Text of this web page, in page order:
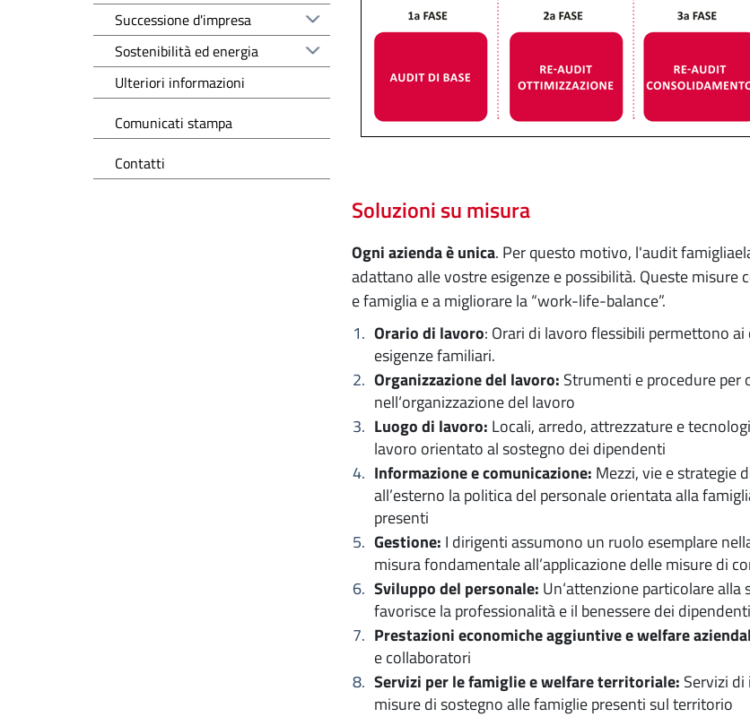
Soluzioni su misura
Ogni azienda è unica. Per questo motivo, l'audit
adattano alle vostre esigenze e possibilità. Queste
e famiglia e a migliorare la “work-life-balance”.
Orario di lavoro: Orari di lavoro flessibili permettono
esigenze familiari.
Organizzazione del lavoro: Strumenti e procedure
nell‘organizzazione del lavoro
Luogo di lavoro: Locali, arredo, attrezzature e
lavoro orientato al sostegno dei dipendenti
Informazione e comunicazione: Mezzi, vie e strategie
all’esterno la politica del personale orientata alla
presenti
Gestione: I dirigenti assumono un ruolo esemplare
misura fondamentale all’applicazione delle misure di
Sviluppo del personale: Un‘attenzione particolare
favorisce la professionalità e il benessere dei
Prestazioni economiche aggiuntive e welfare
e collaboratori
Servizi per le famiglie e welfare territoriale: Servizi
misure di sostegno alle famiglie presenti sul territorio
Successione d'impresa
Sostenibilità ed energia
Ulteriori informazioni
Comunicati stampa
Contatti